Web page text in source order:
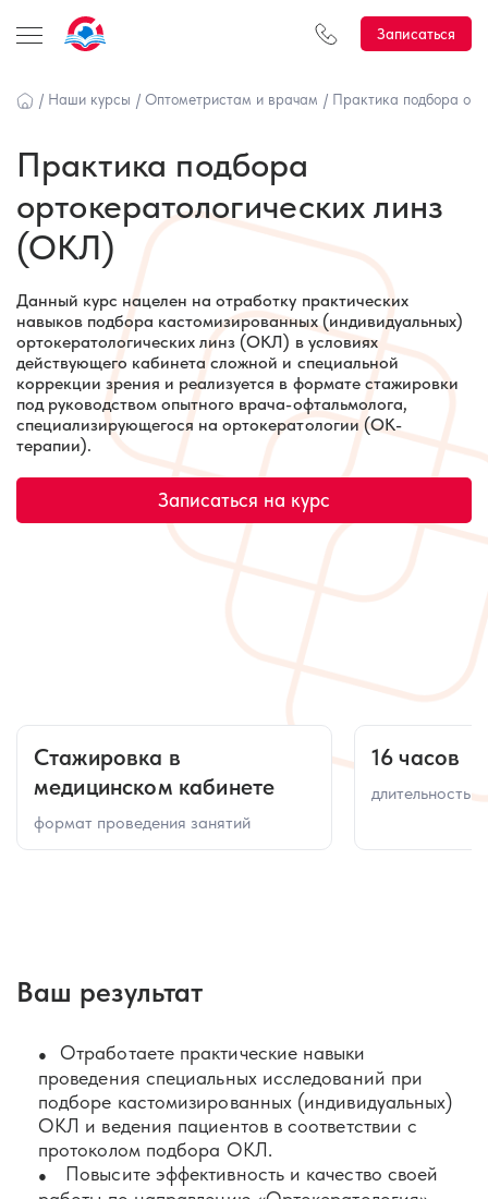
Записаться
/ Наши курсы / Оптометристам и врачам / Практика подбора
Практика подбора
ортокератологических линз
(ОКЛ)
Данный курс нацелен на отработку практических
навыков подбора кастомизированных (индивидуальных)
ортокератологических линз (ОКЛ) в условиях
действующего кабинета сложной и специальной
коррекции зрения и реализуется в формате стажировки
под руководством опытного врача-офтальмолога,
специализирующегося на ортокератологии (ОК-
терапии).
Записаться на курс
Стажировка в
медицинском кабинете
формат проведения занятий
16 часов
длительность
Ваш результат
Отработаете практические навыки
проведения специальных исследований при
подборе кастомизированных (индивидуальных)
ОКЛ и ведения пациентов в соответствии с
протоколом подбора ОКЛ.
Повысите эффективность и качество своей